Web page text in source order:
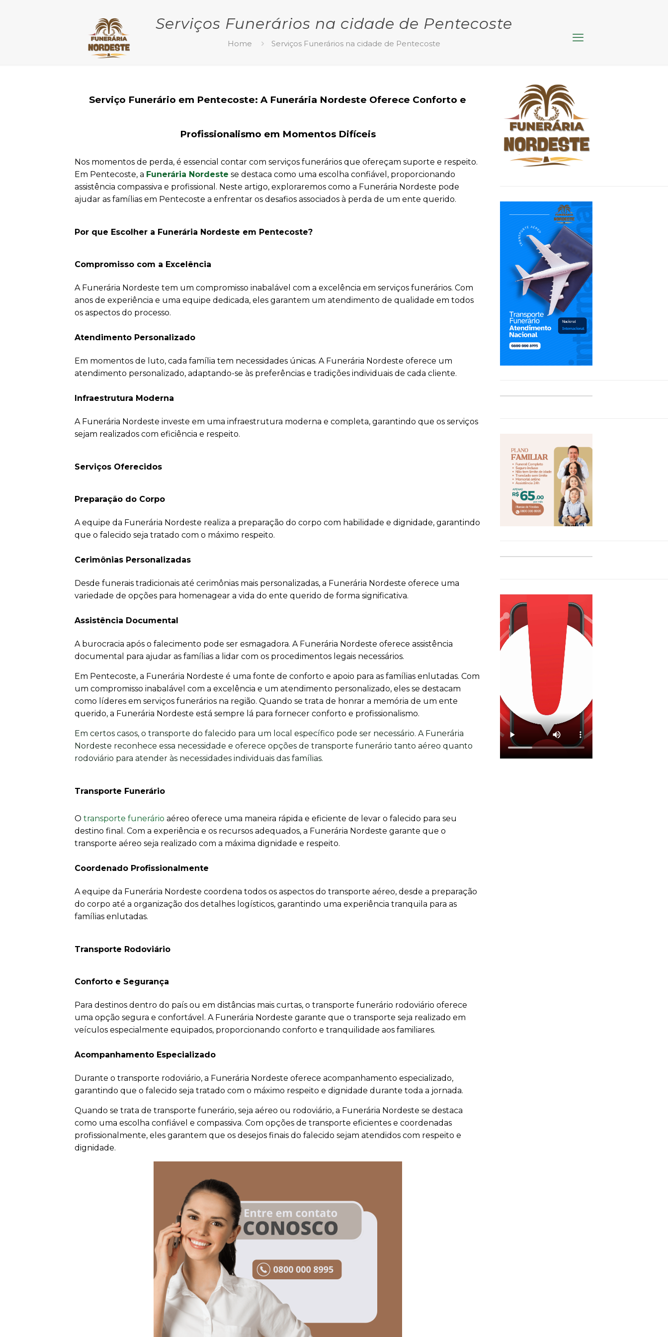
Serviços Funerários na cidade de Pentecoste
Home Serviços Funerários na cidade de Pentecoste
Serviço Funerário em Pentecoste: A Funerária Nordeste Oferece Conforto e
Profissionalismo em Momentos Difíceis
Nos momentos de perda, é essencial contar com serviços funerários que ofereçam suporte e respeito.
Em Pentecoste, a Funerária Nordeste se destaca como uma escolha confiável, proporcionando
assistência compassiva e profissional. Neste artigo, exploraremos como a Funerária Nordeste pode
ajudar as famílias em Pentecoste a enfrentar os desafios associados à perda de um ente querido.
Por que Escolher a Funerária Nordeste em Pentecoste?
Compromisso com a Excelência
A Funerária Nordeste tem um compromisso inabalável com a excelência em serviços funerários. Com
anos de experiência e uma equipe dedicada, eles garantem um atendimento de qualidade em todos
os aspectos do processo.
Atendimento Personalizado
Em momentos de luto, cada família tem necessidades únicas. A Funerária Nordeste oferece um
atendimento personalizado, adaptando-se às preferências e tradições individuais de cada cliente.
Infraestrutura Moderna
A Funerária Nordeste investe em uma infraestrutura moderna e completa, garantindo que os serviços
sejam realizados com eficiência e respeito.
Serviços Oferecidos
Preparação do Corpo
A equipe da Funerária Nordeste realiza a preparação do corpo com habilidade e dignidade, garantindo
que o falecido seja tratado com o máximo respeito.
Cerimônias Personalizadas
Desde funerais tradicionais até cerimônias mais personalizadas, a Funerária Nordeste oferece uma
variedade de opções para homenagear a vida do ente querido de forma significativa.
Assistência Documental
A burocracia após o falecimento pode ser esmagadora. A Funerária Nordeste oferece assistência
documental para ajudar as famílias a lidar com os procedimentos legais necessários.
Em Pentecoste, a Funerária Nordeste é uma fonte de conforto e apoio para as famílias enlutadas. Com
um compromisso inabalável com a excelência e um atendimento personalizado, eles se destacam
como líderes em serviços funerários na região. Quando se trata de honrar a memória de um ente
querido, a Funerária Nordeste está sempre lá para fornecer conforto e profissionalismo.
Em certos casos, o transporte do falecido para um local específico pode ser necessário. A Funerária
Nordeste reconhece essa necessidade e oferece opções de transporte funerário tanto aéreo quanto
rodoviário para atender às necessidades individuais das famílias.
Transporte Funerário
Otransporte funerário aéreo oferece uma maneira rápida e eficiente de levar o falecido para seu
destino final. Com a experiência e os recursos adequados, a Funerária Nordeste garante que o
transporte aéreo seja realizado com a máxima dignidade e respeito.
Coordenado Profissionalmente
A equipe da Funerária Nordeste coordena todos os aspectos do transporte aéreo, desde a preparação
do corpo até a organização dos detalhes logísticos, garantindo uma experiência tranquila para as
famílias enlutadas.
Transporte Rodoviário
Conforto e Segurança
Para destinos dentro do país ou em distâncias mais curtas, o transporte funerário rodoviário oferece
uma opção segura e confortável. A Funerária Nordeste garante que o transporte seja realizado em
veículos especialmente equipados, proporcionando conforto e tranquilidade aos familiares.
Acompanhamento Especializado
Durante o transporte rodoviário, a Funerária Nordeste oferece acompanhamento especializado,
garantindo que o falecido seja tratado com o máximo respeito e dignidade durante toda a jornada.
Quando se trata de transporte funerário, seja aéreo ou rodoviário, a Funerária Nordeste se destaca
como uma escolha confiável e compassiva. Com opções de transporte eficientes e coordenadas
profissionalmente, eles garantem que os desejos finais do falecido sejam atendidos com respeito e
dignidade.